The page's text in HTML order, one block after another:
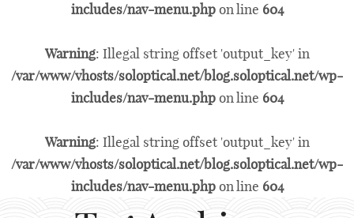
includes/nav-menu.phpon line 604
Warning: Illegal string offset 'output_key' in
/var/www/vhosts/soloptical.net/blog.soloptical.net/wp-
includes/nav-menu.phpon line 604
Warning: Illegal string offset 'output_key' in
/var/www/vhosts/soloptical.net/blog.soloptical.net/wp-
includes/nav-menu.phpon line 604